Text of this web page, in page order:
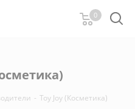
0
- Toy Joy (Косметика)